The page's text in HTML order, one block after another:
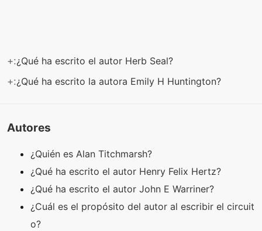
+:¿Qué ha escrito el autor Herb Seal?
+:¿Qué ha escrito la autora Emily H Huntington?
Autores
¿Quién es Alan Titchmarsh?
¿Qué ha escrito el autor Henry Felix Hertz?
¿Qué ha escrito el autor John E Warriner?
¿Cuál es el propósito del autor al escribir el circuit
o?